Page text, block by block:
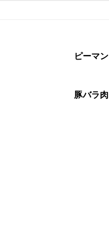
めにお召し上がりください。
ピーマン
豚バラ肉